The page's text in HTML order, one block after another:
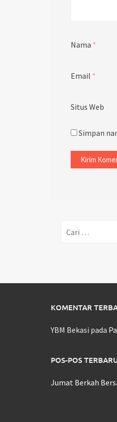
Nama *
Email *
Situs Web
Simpan
untuk:
KOMENTAR
YBM Bekasi pada
POS-POS
Jumat Berkah